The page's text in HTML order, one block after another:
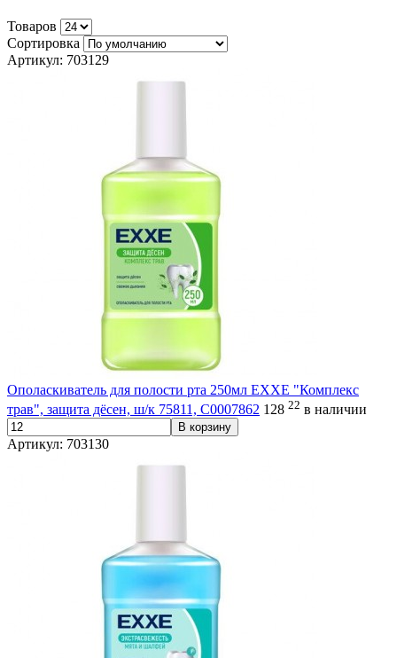
Товаров
Сортировка
Артикул: 703129
Ополаскиватель для полости рта 250мл EXXE "Комплекс
трав", защита дёсен, ш/к 75811, С0007862 128 22 в наличии
В корзину
Артикул: 703130